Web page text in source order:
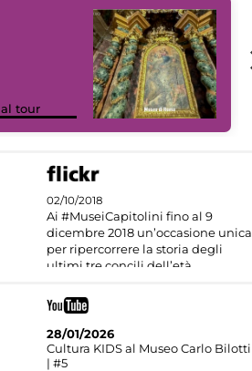
tour
02/10/2018
Ai #MuseiCapitolini fino al 9
dicembre 2018 un’occasione unica
per ripercorrere la storia degli
ultimi tre concili dell’età
28/01/2026
Cultura KIDS al Museo Carlo Bilotti
| #5